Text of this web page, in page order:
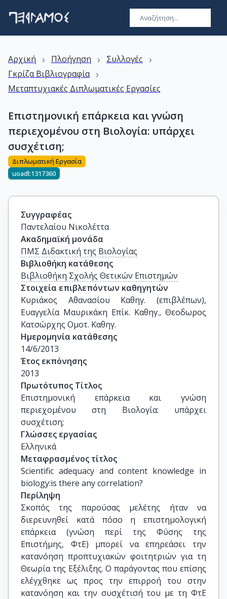
Αρχική › Πλοήγηση › Συλλογές ›
Γκρίζα Βιβλιογραφία ›
Μεταπτυχιακές Διπλωματικές Εργασίες
Επιστημονική επάρκεια και γνώση
περιεχομένου στη Βιολογία: υπάρχει
συσχέτιση;
Διπλωματική Εργασία
uoadl:1317360
Συγγραφέας
Παντελαίου Νικολέττα
Ακαδημαϊκή μονάδα
ΠΜΣ Διδακτική της Βιολογίας
Βιβλιοθήκη κατάθεσης
Βιβλιοθήκη Σχολής Θετικών Επιστημών
Στοιχεία επιβλεπόντων καθηγητών
Κυριάκος Αθανασίου Καθηγ. (επιβλέπων),
Ευαγγελία Μαυρικάκη Επίκ. Καθηγ., Θεοδωρος
Κατσώρχης Ομοτ. Καθηγ.
Ημερομηνία κατάθεσης
14/6/2013
Έτος εκπόνησης
2013
Πρωτότυπος Τίτλος
Επιστημονική επάρκεια και γνώση
περιεχομένου στη Βιολογία: υπάρχει
συσχέτιση;
Γλώσσες εργασίας
Ελληνικά
Μεταφρασμένος τίτλος
Scientific adequacy and content knowledge in
biology:is there any correlation?
Περίληψη
Σκοπός της παρούσας μελέτης ήταν να
διερευνηθεί κατά πόσο η επιστημολογική
επάρκεια (γνώση περί της Φύσης της
Επιστήμης, ΦτΕ) μπορεί να επηρεάσει την
κατανόηση προπτυχιακών φοιτητριών για τη
Θεωρία της Εξέλιξης. Ο παράγοντας που επίσης
ελέγχθηκε ως προς την επιρροή του στην
κατανόηση και την συσχέτισή του με τη ΦτΕ